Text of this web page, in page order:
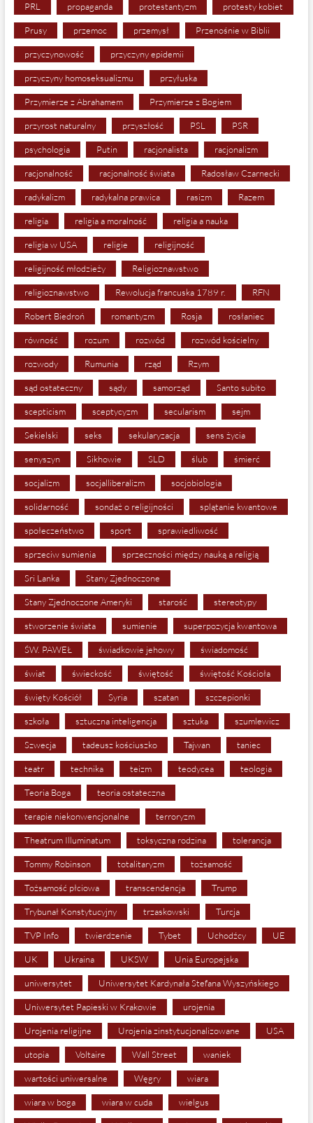
PRL propaganda protestantyzm protesty kobiet
Prusy przemoc przemysł Przenośnie w Biblii
przyczynowość przyczyny epidemii
przyczyny homoseksualizmu przyłuska
Przymierze z Abrahamem Przymierze z Bogiem
przyrost naturalny przyszłość PSL PSR
psychologia Putin racjonalista racjonalizm
racjonalność racjonalność świata Radosław Czarnecki
radykalizm radykalna prawica rasizm Razem
religia religia a moralność religia a nauka
religia w USA religie religijność
religijność młodzieży Religioznawstwo
religioznawstwo Rewolucja francuska 1789 r. RFN
Robert Biedroń romantyzm Rosja rosłaniec
równość rozum rozwód rozwód kościelny
rozwody Rumunia rząd Rzym
sąd ostateczny sądy samorząd Santo subito
scepticism sceptycyzm secularism sejm
Sekielski seks sekularyzacja sens życia
senyszyn Sikhowie SLD ślub śmierć
socjalizm socjalliberalizm socjobiologia
solidarność sondaż o religijności splątanie kwantowe
społeczeństwo sport sprawiedliwość
sprzeciw sumienia sprzeczności między nauką a religią
Sri Lanka Stany Zjednoczone
Stany Zjednoczone Ameryki starość stereotypy
stworzenie świata sumienie superpozycja kwantowa
ŚW. PAWEŁ świadkowie jehowy świadomość
świat świeckość świętość świętość Kościoła
święty Kościół Syria szatan szczepionki
szkoła sztuczna inteligencja sztuka szumlewicz
Szwecja tadeusz kościuszko Tajwan taniec
teatr technika teizm teodycea teologia
Teoria Boga teoria ostateczna
terapie niekonwencjonalne terroryzm
Theatrum Illuminatum toksyczna rodzina tolerancja
Tommy Robinson totalitaryzm tożsamość
Tożsamość płciowa transcendencja Trump
Trybunał Konstytucyjny trzaskowski Turcja
TVP Info twierdzenie Tybet Uchodźcy UE
UK Ukraina UKSW Unia Europejska
uniwersytet Uniwersytet Kardynała Stefana Wyszyńskiego
Uniwersytet Papieski w Krakowie urojenia
Urojenia religijne Urojenia zinstytucjonalizowane USA
utopia Voltaire Wall Street waniek
wartości uniwersalne Węgry wiara
wiara w boga wiara w cuda wielgus